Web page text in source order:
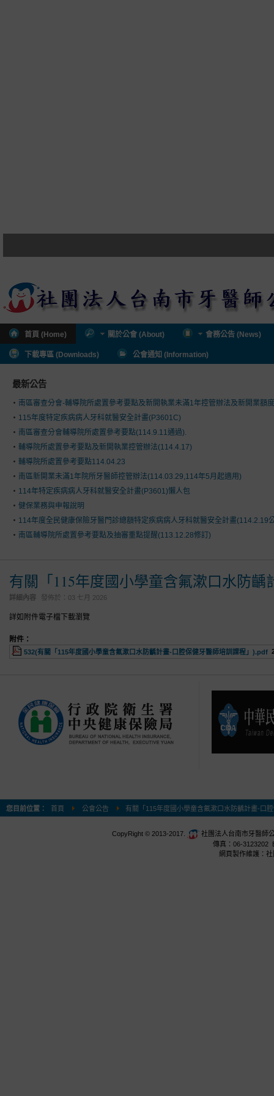
首頁 (Home) 關於公會 (About) 會務公告 (News)
下載專區 (Downloads) 公會通知 (Information)
最新公告
南區審查分會-輔導院所處置參考要點及新開執業未滿1年控管辦法及新開業額
115年度特定疾病病人牙科就醫安全計畫(P3601C)
南區審查分會輔導院所處置參考要點(114.9.11通過).
輔導院所處置參考要點及新開執業控管辦法(114.4.17)
輔導院所處置參考要點114.04.23
南區新開業未滿1年院所牙醫師控管辦法(114.03.29,114年5月起適用)
114年特定疾病病人牙科就醫安全計畫(P3601)懶人包
健保業務與申報說明
114年度全民健康保險牙醫門診總額特定疾病病人牙科就醫安全計畫(114.2.19
南區輔導院所處置參考要點及抽審重點提醒(113.12.28修訂)
有關「115年度國小學童含氟漱口水防
詳細內容 發佈於： 03 七月 2026
詳如附件電子檔下載瀏覽
附件：
532(有關「115年度國小學童含氟漱口水防齲計畫-口腔保健牙醫師培訓課程」).pdf
您目前位置： 首頁 公會公告 有關「115年度國小學童含氟漱口水防齲計畫-口
CopyRight © 2013-2017.
社團法人台南市牙醫師
傳真：06-3123202
網頁製作維護：